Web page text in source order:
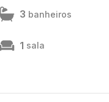
3 banheiros
1 sala